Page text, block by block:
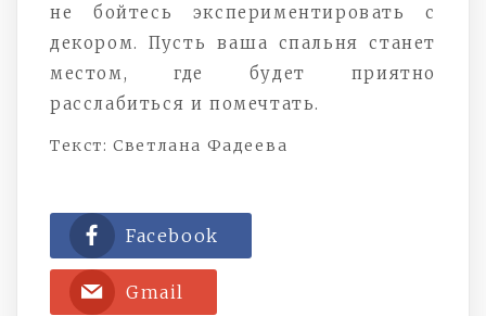
не бойтесь экспериментировать с
декором. Пусть ваша спальня станет
местом, где будет приятно
расслабиться и помечтать.
Текст: Светлана Фадеева
Facebook
Gmail